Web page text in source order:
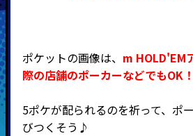
ポケットの画像は、 m HOLD'EM
際の店舗のポーカーなどでもOK
5ポケが配られるのを祈って、ポ
びつくそう♪